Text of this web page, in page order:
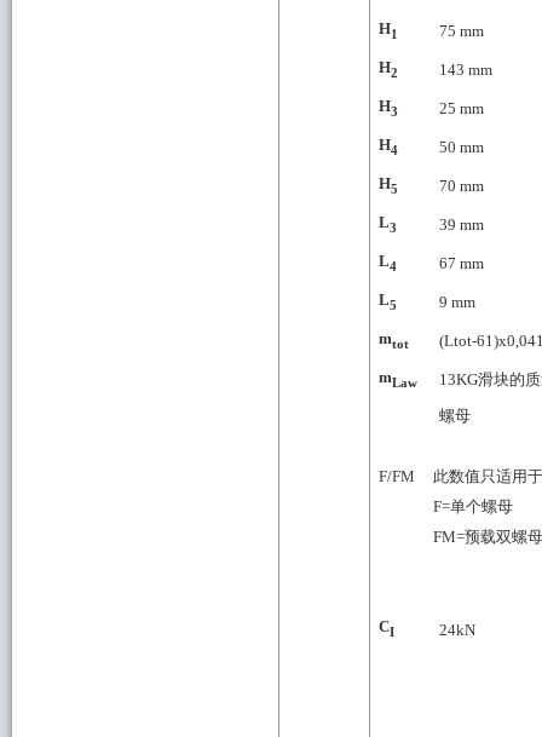
H1 75 mm
H2 143 mm
H3 25 mm
H4 50 mm
H5 70 mm
L3 39 mm
L4 67 mm
L5 9 mm
mtot
(Ltot-
mLaw 13KG滑块的
F/FM
螺母
此数值只适用
F=单个螺母
FM=预载双螺
CI 24kN